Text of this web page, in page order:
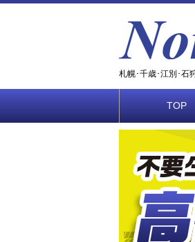
札幌･千歳･江別･石
TOP